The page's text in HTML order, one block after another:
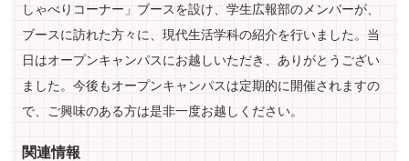
しゃべりコーナー」ブースを設け、学生広報部のメンバーが、
ブースに訪れた方々に、現代生活学科の紹介を行いました。当
日はオープンキャンパスにお越しいただき、ありがとうござい
ました。今後もオープンキャンパスは定期的に開催されますの
で、ご興味のある方は是非一度お越しください。
関連情報